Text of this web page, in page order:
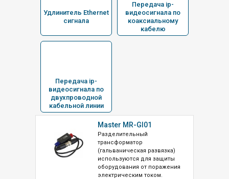
Удлинитель Ethernet
сигнала
Передача ip-
видеосигнала по
коаксиальному
кабелю
Передача ip-
видеосигнала по
двухпроводной
кабельной линии
Master MR-GI01
Разделительный
трансформатор
(гальваническая развязка)
используются для защиты
оборудования от поражения
электрическим током.